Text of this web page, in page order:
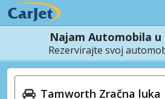
Najam Automobila
Rezervirajte svoj